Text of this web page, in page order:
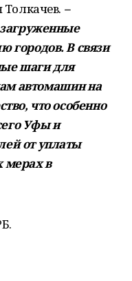
Толкачев. –
городов. В связи
шаги для
автомашин на
что особенно
Уфы и
от уплаты
мерах в